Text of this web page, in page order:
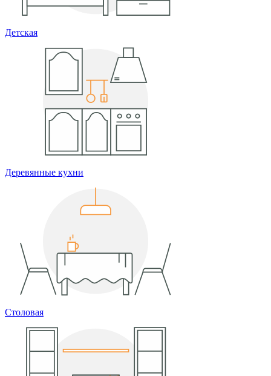
Детская
Деревянные кухни
Столовая